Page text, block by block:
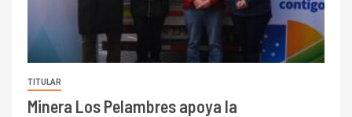
TITULAR
Minera Los Pelambres apoya la